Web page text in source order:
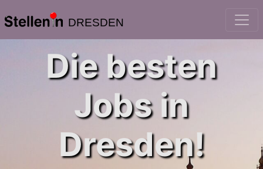
DRESDEN
Die besten
Jobs in
Dresden!